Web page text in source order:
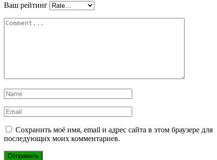
Ваш рейтинг
Сохранить моё имя, email и адрес сайта в этом браузере для
последующих моих комментариев.